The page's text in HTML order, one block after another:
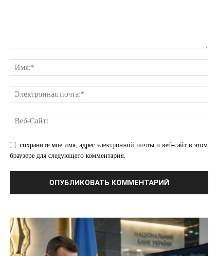
Контакты
сохраните мое имя, адрес электронной почты и веб-сайт в этом
браузере для следующего комментария.